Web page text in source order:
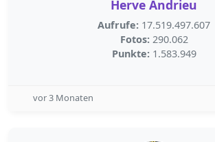
Herve Andrieu
Aufrufe: 17.519.497.607
Fotos: 290.062
Punkte: 1.583.949
vor 3 Monaten